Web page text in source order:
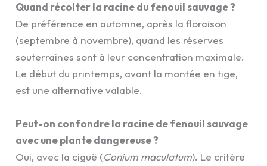
Quand récolter la racine du fenouil sauvage ?
De préférence en automne, après la floraison
(septembre à novembre), quand les réserves
souterraines sont à leur concentration maximale.
Le début du printemps, avant la montée en tige,
est une alternative valable.
Peut-on confondre la racine de fenouil sauvage
avec une plante dangereuse ?
Oui, avec la ciguë (Conium maculatum). Le critère